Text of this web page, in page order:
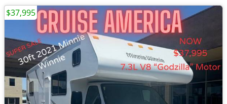
$37,995